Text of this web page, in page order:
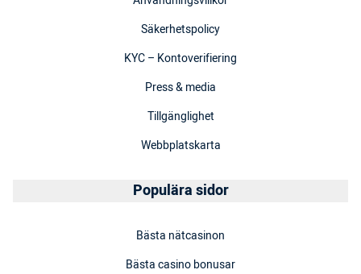
Säkerhetspolicy
KYC – Kontoverifiering
Press & media
Tillgänglighet
Webbplatskarta
Populära sidor
Bästa nätcasinon
Bästa casino bonusar